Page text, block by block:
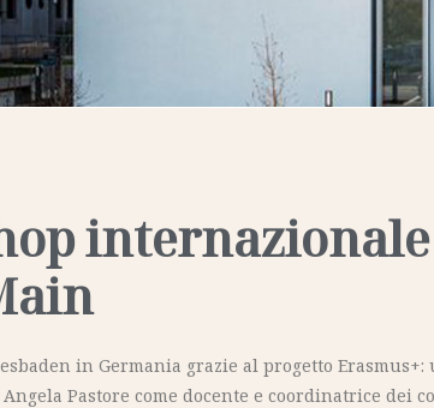
in Germania grazie al progetto
Pastore come docente e coordinatrice dei